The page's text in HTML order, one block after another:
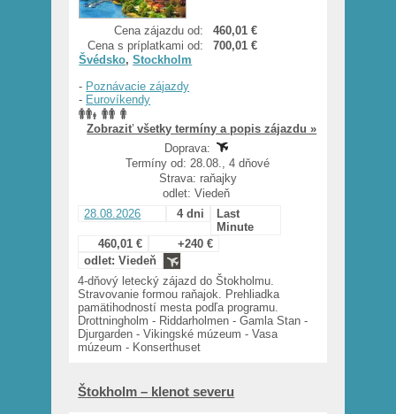
Cena zájazdu od:
460,01 €
Cena s príplatkami od:
700,01 €
Švédsko,Stockholm
- Poznávacie zájazdy
- Eurovíkendy
Zobraziť všetky termíny a popis zájazdu »
Doprava:
Termíny od: 28.08., 4 dňové
Strava: raňajky
odlet: Viedeň
28.08.2026
4 dni
Last
Minute
460,01 €
+240 €
odlet: Viedeň
4-dňový letecký zájazd do Štokholmu.
Stravovanie formou raňajok. Prehliadka
pamätihodností mesta podľa programu.
Drottningholm - Riddarholmen - Gamla Stan -
Djurgarden - Vikingské múzeum - Vasa
múzeum - Konserthuset
Štokholm – klenot severu